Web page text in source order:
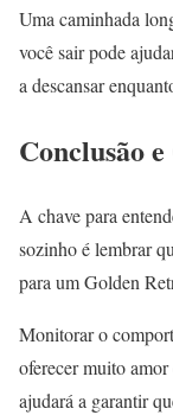
Uma caminhada
você sair pode
a descansar
Conclusão
A chave para
sozinho é lembrar
para um Golden
Monitorar o
oferecer muito amor
ajudará a garantir